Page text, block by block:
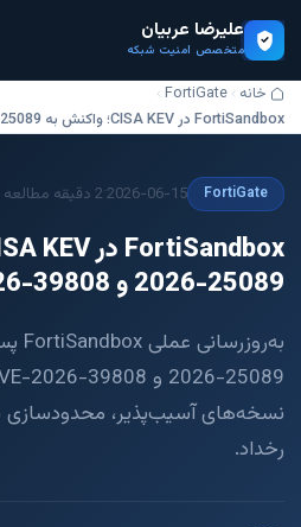
علیرضا عربیان
متخصص امنیت شبکه
خانه FortiGate
FortiSandbox در CISA KEV؛ واکنش به CVE-2026-25089 و CVE-2026-39808
FortiGate
2026-06-15
·2 دقیقه مطالعه
2026-25089 و CVE-2026-39808
نسخه‌های آسیب‌پذیر،
رخداد.